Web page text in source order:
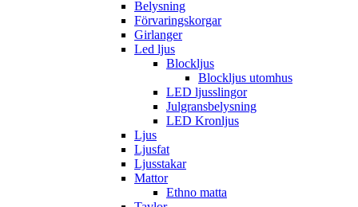
Belysning
Förvaringskorgar
Girlanger
Led ljus
Blockljus
Blockljus utomhus
LED ljusslingor
Julgransbelysning
LED Kronljus
Ljus
Ljusfat
Ljusstakar
Mattor
Ethno matta